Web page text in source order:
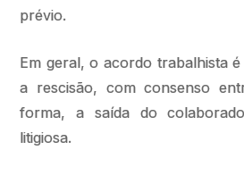
prévio.
Em geral, o acordo trabalhista
a rescisão, com consenso
forma, a saída do
litigiosa.